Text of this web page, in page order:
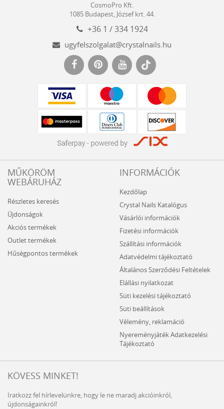
CosmoPro Kft.
1085 Budapest, József krt. 44.
+36 1 / 334 1924
ugyfelszolgalat@crystalnails.hu
MŰKÖRÖM
WEBÁRUHÁZ
Részletes keresés
Újdonságok
Akciós termékek
Outlet termékek
Hűségpontos termékek
INFORMÁCIÓK
Kezdőlap
Crystal Nails Katalógus
Vásárlói információk
Fizetési információk
Szállítási információk
Adatvédelmi tájékoztató
Általános Szerződési Feltételek
Elállási nyilatkozat
Süti kezelési tájékoztató
Süti beállítások
Vélemény, reklamáció
Nyereményjáték Adatkezelési
Tájékoztató
KÖVESS MINKET!
Iratkozz fel hírlevelünkre, hogy le ne maradj akcióinkról,
újdonságainkról!